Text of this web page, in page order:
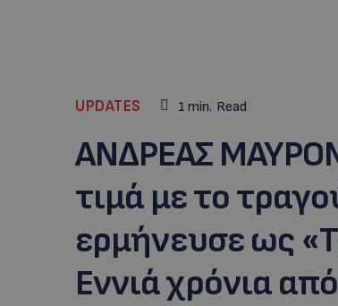
UPDATES 1 min. Read
ΑΝΔΡΕΑΣ
τιμά με το
ερμήνευσε ως
Εννιά χρόνια